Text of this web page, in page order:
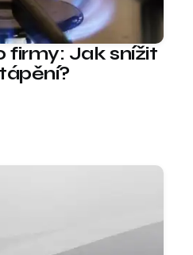
firmy: Jak snížit